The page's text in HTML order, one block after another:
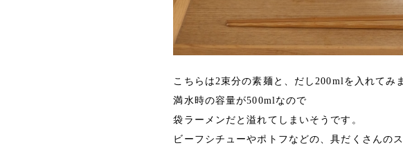
こちらは2束分の素麺と、だし200mlを入れてみ
満水時の容量が500mlなので
袋ラーメンだと溢れてしまいそうです。
ビーフシチューやポトフなどの、具だくさんの